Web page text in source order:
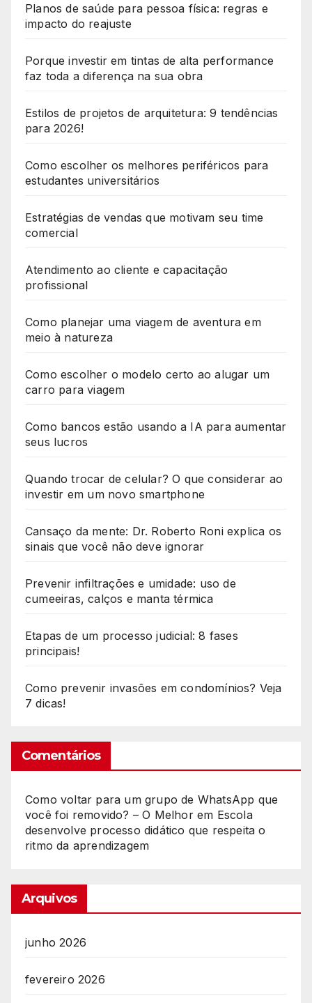
Planos de saúde para pessoa física: regras e
impacto do reajuste
Porque investir em tintas de alta performance
faz toda a diferença na sua obra
Estilos de projetos de arquitetura: 9 tendências
para 2026!
Como escolher os melhores periféricos para
estudantes universitários
Estratégias de vendas que motivam seu time
comercial
Atendimento ao cliente e capacitação
profissional
Como planejar uma viagem de aventura em
meio à natureza
Como escolher o modelo certo ao alugar um
carro para viagem
Como bancos estão usando a IA para aumentar
seus lucros
Quando trocar de celular? O que considerar ao
investir em um novo smartphone
Cansaço da mente: Dr. Roberto Roni explica os
sinais que você não deve ignorar
Prevenir infiltrações e umidade: uso de
cumeeiras, calços e manta térmica
Etapas de um processo judicial: 8 fases
principais!
Como prevenir invasões em condomínios? Veja
7 dicas!
Comentários
Como voltar para um grupo de WhatsApp que
você foi removido? – O Melhorem Escola
desenvolve processo didático que respeita o
ritmo da aprendizagem
Arquivos
junho 2026
fevereiro 2026